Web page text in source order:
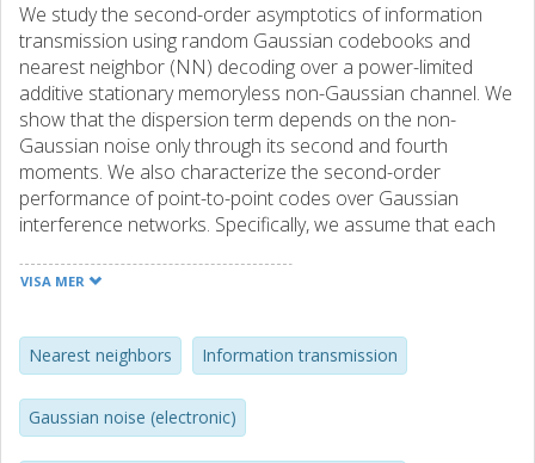
We study the second-order asymptotics of information
transmission using random Gaussian codebooks and
nearest neighbor (NN) decoding over a power-limited
additive stationary memoryless non-Gaussian channel. We
show that the dispersion term depends on the non-
Gaussian noise only through its second and fourth
moments. We also characterize the second-order
performance of point-to-point codes over Gaussian
interference networks. Specifically, we assume that each
employed, i.e., that interference from unintended users is
VISA MER
Nearest neighbors Information transmission
Gaussian noise (electronic)